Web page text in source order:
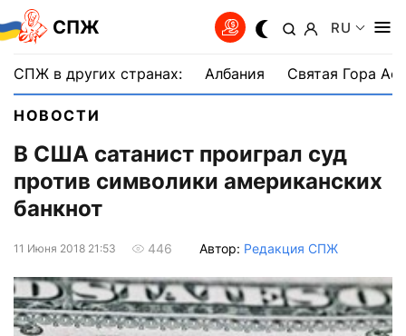
СПЖ RU
СПЖ в других странах: Албания Святая Гора
НОВОСТИ
В США сатанист проиграл суд
против символики американских
банкнот
11 Июня 2018 21:53 446 Автор: Редакция СПЖ